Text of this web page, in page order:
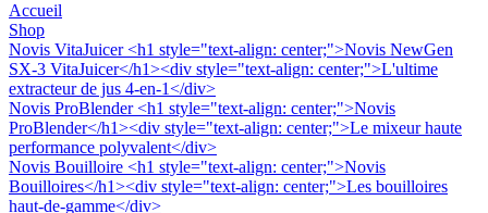
Accueil
Shop
Novis VitaJuicer <h1 style="text-align: center;">Novis NewGen
SX-3 VitaJuicer</h1><div style="text-align: center;">L'ultime
extracteur de jus 4-en-1</div>
Novis ProBlender <h1 style="text-align: center;">Novis
ProBlender</h1><div style="text-align: center;">Le mixeur haute
performance polyvalent</div>
Novis Bouilloire <h1 style="text-align: center;">Novis
Bouilloires</h1><div style="text-align: center;">Les bouilloires
haut-de-gamme</div>